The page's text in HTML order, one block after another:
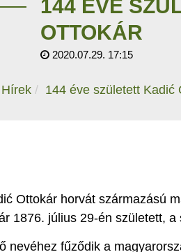
​144 ÉVE
OTTOKÁR
2020.07.29. 17:15
Hírek ​144 éve született Kadić
Ottokár horvát származású
1876. július 29-én született,
nevéhez fűződik a